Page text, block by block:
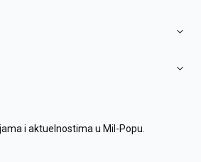
i aktuelnostima u Mil-Popu.